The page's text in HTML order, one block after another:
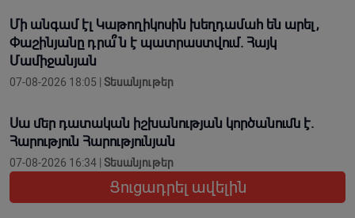
Մի անգամ էլ Կաթողիկոսին խեղդամահ են արել,
Փաշինյանը դրա՞ն է պատրաստվում. Հայկ
Մամիջանյան
07-08-2026 18:05 | Տեսանյութեր
Սա մեր դատական իշխանության կործանումն է.
Հարություն Հարությունյան
07-08-2026 16:34 | Տեսանյութեր
Ցուցադրել ավելին